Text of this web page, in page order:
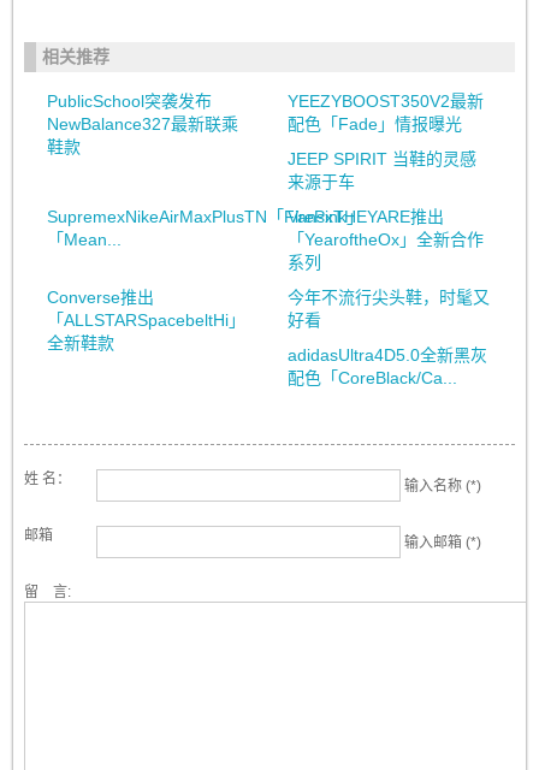
相关推荐
PublicSchool突袭发布
NewBalance327最新联乘
鞋款
YEEZYBOOST350V2最新
配色「Fade」情报曝光
JEEP SPIRIT 当鞋的灵感
来源于车
SupremexNikeAirMaxPlusTN「FirePink」
「Mean...
VansxTHEYARE推出
「YearoftheOx」全新合作
系列
Converse推出
「ALLSTARSpacebeltHi」
全新鞋款
今年不流行尖头鞋，时髦又
好看
adidasUltra4D5.0全新黑灰
配色「CoreBlack/Ca...
姓 名： 输入名称 (*)
邮箱 输入邮箱 (*)
留 言: